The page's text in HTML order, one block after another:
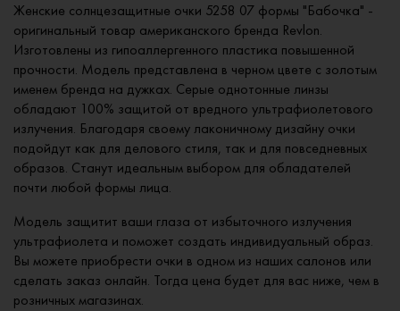
Женские солнцезащитные очки 5258 07 формы "Бабочка" -
оригинальный товар американского бренда Revlon.
Изготовлены из гипоаллергенного пластика повышенной
прочности. Модель представлена в черном цвете с золотым
именем бренда на дужках. Серые однотонные линзы
обладают 100% защитой от вредного ультрафиолетового
излучения. Благодаря своему лаконичному дизайну очки
подойдут как для делового стиля, так и для повседневных
образов. Станут идеальным выбором для обладателей
почти любой формы лица.
Модель защитит ваши глаза от избыточного излучения
ультрафиолета и поможет создать индивидуальный образ.
Вы можете приобрести очки в одном из наших салонов или
сделать заказ онлайн. Тогда цена будет для вас ниже, чем в
розничных магазинах.